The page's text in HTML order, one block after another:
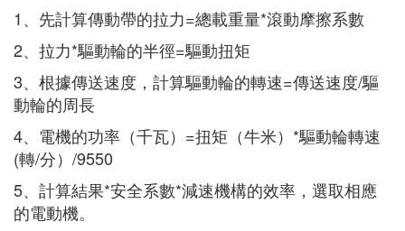
1、先計算傳動帶的拉力=總載重量*滾動摩擦系數
2、拉力*驅動輪的半徑=驅動扭矩
3、根據傳送速度，計算驅動輪的轉速=傳送速度/驅
動輪的周長
4、電機的功率（千瓦）=扭矩（牛米）*驅動輪轉速
(轉/分）/9550
5、計算結果*安全系數*減速機構的效率，選取相應
的電動機。